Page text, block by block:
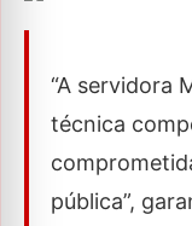
“A servidora
técnica
pública”,